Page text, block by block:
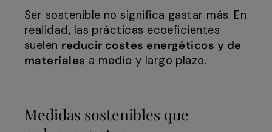
Ser sostenible no significa gastar más. En
realidad, las prácticas ecoeficientes
suelen reducir costes energéticos y de
materiales a medio y largo plazo.
Medidas sostenibles que